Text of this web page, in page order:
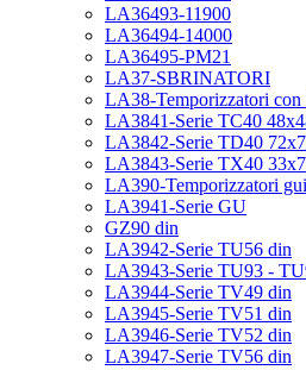
LA36493-11900
LA36494-14000
LA36495-PM21
LA37-SBRINATORI
LA38-Temporizzatori con
LA3841-Serie TC40
LA3842-Serie TD40
LA3843-Serie TX40
LA390-Temporizzatori
LA3941-Serie GU
GZ90 din
LA3942-Serie TU56 din
LA3943-Serie TU93 -
LA3944-Serie TV49 din
LA3945-Serie TV51 din
LA3946-Serie TV52 din
LA3947-Serie TV56 din